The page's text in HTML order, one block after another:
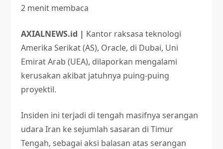
2 menit membaca
AXIALNEWS.id | Kantor raksasa teknologi
Amerika Serikat (AS), Oracle, di Dubai, Uni
Emirat Arab (UEA), dilaporkan mengalami
kerusakan akibat jatuhnya puing-puing
proyektil.
Insiden ini terjadi di tengah masifnya serangan
udara Iran ke sejumlah sasaran di Timur
Tengah, sebagai aksi balasan atas serangan